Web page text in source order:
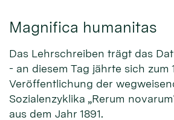
Magnifica humanitas
Das Lehrschreiben trägt das
- an diesem Tag jährte sich zum
Veröffentlichung der
Sozialenzyklika „Rerum
aus dem Jahr 1891.